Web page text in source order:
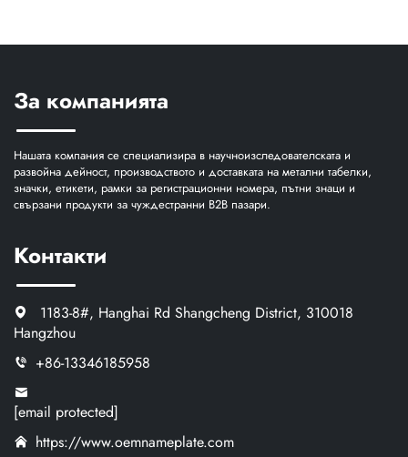
За компанията
Нашата компания се специализира в научноизследователската и
развойна дейност, производството и доставката на метални табелки,
значки, етикети, рамки за регистрационни номера, пътни знаци и
свързани продукти за чуждестранни B2B пазари.
Контакти
1183-8#, Hanghai Rd Shangcheng District, 310018
Hangzhou
+86-13346185958
[email protected]
https://www.oemnameplate.com